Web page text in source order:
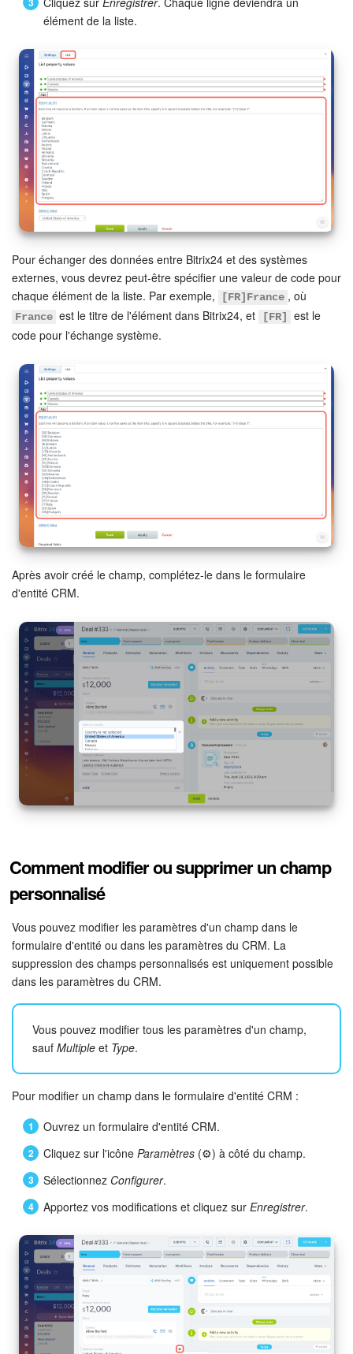
élément de la liste.
Pour échanger des données entre Bitrix24 et des systèmes
externes, vous devrez peut-être spécifier une valeur de code pour
chaque élément de la liste. Par exemple,
[FR]France , où
France est le titre de l'élément dans Bitrix24, et [FR]
est le
code pour l'échange système.
Après avoir créé le champ, complétez-le dans le formulaire
d'entité CRM.
Comment modifier ou supprimer un champ
personnalisé
Vous pouvez modifier les paramètres d'un champ dans le
formulaire d'entité ou dans les paramètres du CRM. La
suppression des champs personnalisés est uniquement possible
dans les paramètres du CRM.
Vous pouvez modifier tous les paramètres d'un champ,
sauf Multiple et Type.
Pour modifier un champ dans le formulaire d'entité CRM :
Ouvrez un formulaire d'entité CRM.
Cliquez sur l'icône Paramètres (⚙️) à côté du champ.
Sélectionnez Configurer.
Apportez vos modifications et cliquez sur Enregistrer.